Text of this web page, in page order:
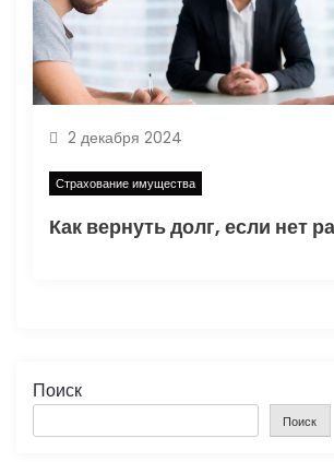
2 декабря 2024
Страхование имущества
Как вернуть долг, если нет
Поиск
Поиск